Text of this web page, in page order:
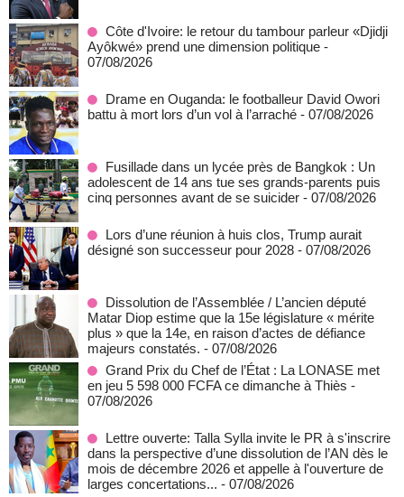
Côte d'Ivoire: le retour du tambour parleur «Djidji
Ayôkwé» prend une dimension politique -
07/08/2026
Drame en Ouganda: le footballeur David Owori
battu à mort lors d’un vol à l’arraché - 07/08/2026
Fusillade dans un lycée près de Bangkok : Un
adolescent de 14 ans tue ses grands-parents puis
cinq personnes avant de se suicider - 07/08/2026
Lors d’une réunion à huis clos, Trump aurait
désigné son successeur pour 2028 - 07/08/2026
Dissolution de l’Assemblée / L’ancien député
Matar Diop estime que la 15e législature « mérite
plus » que la 14e, en raison d’actes de défiance
majeurs constatés. - 07/08/2026
Grand Prix du Chef de l’État : La LONASE met
en jeu 5 598 000 FCFA ce dimanche à Thiès -
07/08/2026
Lettre ouverte: Talla Sylla invite le PR à s'inscrire
dans la perspective d’une dissolution de l’AN dès le
mois de décembre 2026 et appelle à l'ouverture de
larges concertations... - 07/08/2026